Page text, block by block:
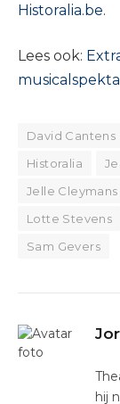
Historalia.be.
Lees ook:
David Cantens
Historalia
Jelle Cleymans
Lotte Stevens
Sam Gevers
hij